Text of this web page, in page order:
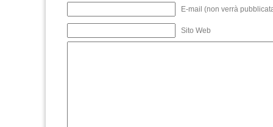
E-mail (non verrà
Sito Web